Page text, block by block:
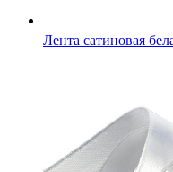
Лента сатиновая